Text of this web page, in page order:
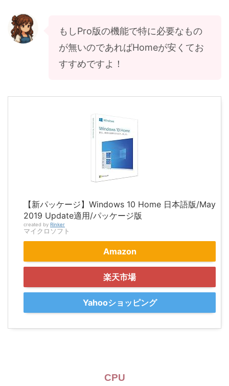
もしPro版の機能で特に必要なもの
が無いのであればHomeが安くてお
すすめですよ！
【新パッケージ】Windows 10 Home 日本語版/May
2019 Update適用/パッケージ版
created by Rinker
マイクロソフト
Amazon
楽天市場
Yahooショッピング
CPU